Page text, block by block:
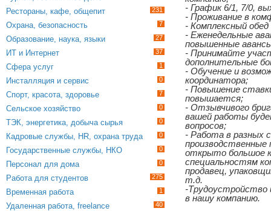
Рестораны, кафе, общепит 231
Охрана, безопасность 7
Образование, наука, языки 27
ИТ и Интернет 37
Сфера услуг 1
Инсталляция и сервис 0
Спорт, красота, здоровье 7
Сельское хозяйство 0
ТЭК, энергетика, добыча сырья 0
Кадровые службы, HR, охрана труда 0
Государственные службы, НКО 0
Персонал для дома 0
Работа для студентов 275
Временная работа 1
Удаленная работа, freelance 40
- График 6/1, 7/0,
- Проживание в
- Комплексный
- Еженедельные
повышенные
- Принимайте
дополнительные
- Обучение и
координатора;
- Повышение
повышается;
- Отзывчивого
вашей работы
вопросов;
- Работа в разных
производственные
открыто большое
специальностям
продавец,
т.д.
-Трудоустройство
в нашу компанию.